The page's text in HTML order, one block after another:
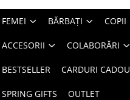
FEMEI BĂRBAȚI COPII
ACCESORII COLABORĂRI
BESTSELLER CARDURI CADOU
SPRING GIFTS OUTLET